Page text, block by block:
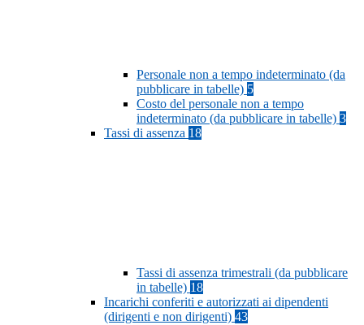
Personale non a tempo indeterminato (da
pubblicare in tabelle) 5
Costo del personale non a tempo
indeterminato (da pubblicare in tabelle) 3
Tassi di assenza 18
Tassi di assenza trimestrali (da pubblicare
in tabelle) 18
Incarichi conferiti e autorizzati ai dipendenti
(dirigenti e non dirigenti) 43